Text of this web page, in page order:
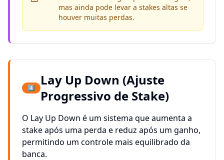
mas ainda pode levar a stakes altas se
houver muitas perdas.
4️⃣
Lay Up Down (Ajuste
Progressivo de Stake)
O Lay Up Down é um sistema que aumenta a
stake após uma perda e reduz após um ganho,
permitindo um controle mais equilibrado da
banca.